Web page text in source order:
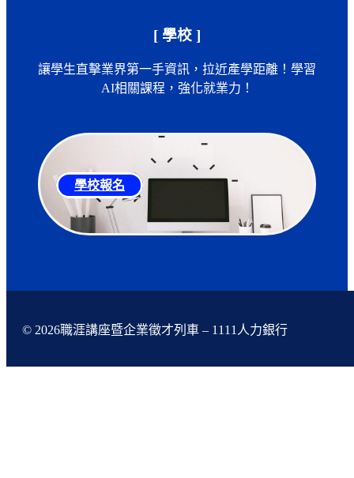
[ 學校 ]
讓學生直擊業界第一手資訊，拉近產學距離！學習
AI相關課程，強化就業力！
學校報名
© 2026職涯講座暨企業徵才列車 – 1111人力銀行